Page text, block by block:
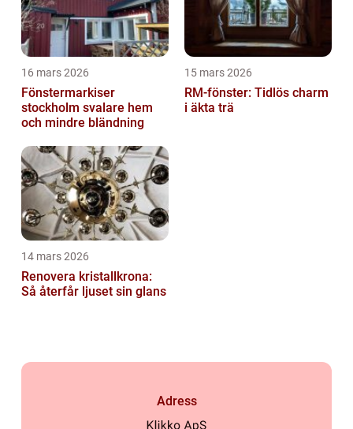
16 mars 2026
Fönstermarkiser
stockholm svalare hem
och mindre bländning
15 mars 2026
RM-fönster: Tidlös charm
i äkta trä
14 mars 2026
Renovera kristallkrona:
Så återfår ljuset sin glans
Adress